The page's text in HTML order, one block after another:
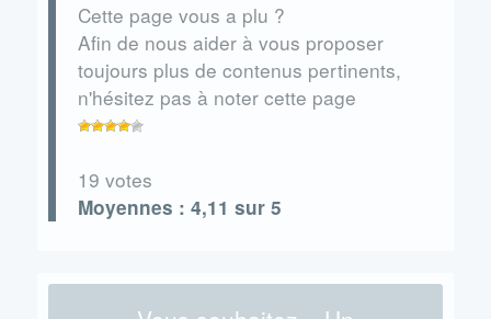
Cette page vous a plu ?
Afin de nous aider à vous proposer
toujours plus de contenus pertinents,
n'hésitez pas à noter cette page
19 votes
Moyennes : 4,11 sur 5